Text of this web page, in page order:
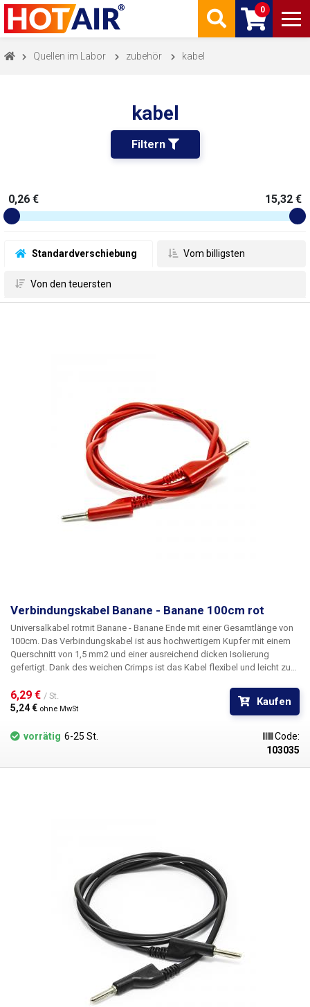
0
Quellen im Labor zubehör kabel
kabel
Filtern
Standardverschiebung Vom billigsten
Von den teuersten
0,26 € 15,32 €
Verbindungskabel Banane - Banane 100cm rot
Universalkabel rotmit Banane - Banane Ende mit einer Gesamtlänge von
100cm. Das Verbindungskabel ist aus hochwertigem Kupfer mit einem
Querschnitt von 1,5 mm2 und einer ausreichend dicken Isolierung
gefertigt. Dank des weichen Crimps ist das Kabel flexibel und leicht zu
(Knoten), jedes Ende des Kabels hat sowohl einen Stecker als auch eine
Buchse. Geeignet für den Anschluss von Stromversorgungen,
Anwendungen
6,29 € / St.
5,24 € ohne MwSt
Kaufen
vorrätig 6-25 St.
Code:
103035